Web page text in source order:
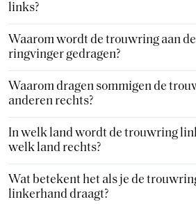
links?
Waarom wordt de trouwring aan
ringvinger gedragen?
Waarom dragen sommigen de
anderen rechts?
In welk land wordt de trouwring
welk land rechts?
Wat betekent het als je de
linkerhand draagt?